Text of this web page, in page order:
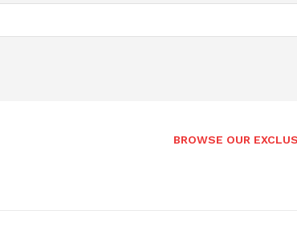
BROWSE OUR